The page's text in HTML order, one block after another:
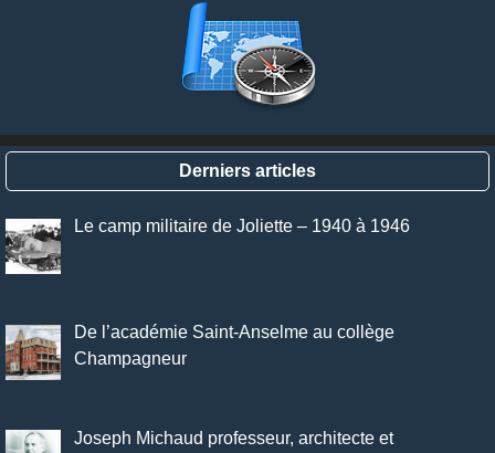
Derniers articles
Le camp militaire de Joliette – 1940 à 1946
De l’académie Saint-Anselme au collège
Champagneur
Joseph Michaud professeur, architecte et